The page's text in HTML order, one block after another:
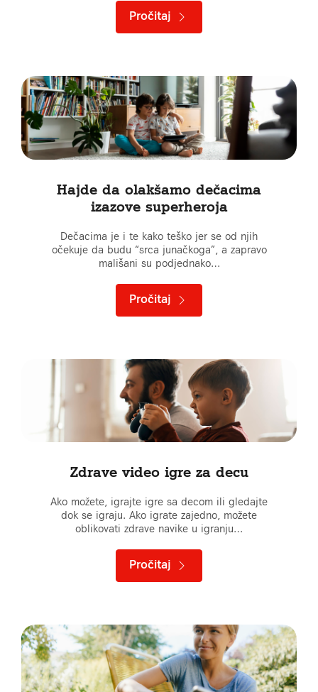
Pročitaj
Hajde da olakšamo dečacima
izazove superheroja
Dečacima je i te kako teško jer se od njih
očekuje da budu “srca junačkoga”, a zapravo
mališani su podjednako…
Pročitaj
Zdrave video igre za decu
Ako možete, igrajte igre sa decom ili gledajte
dok se igraju. Ako igrate zajedno, možete
oblikovati zdrave navike u igranju…
Pročitaj